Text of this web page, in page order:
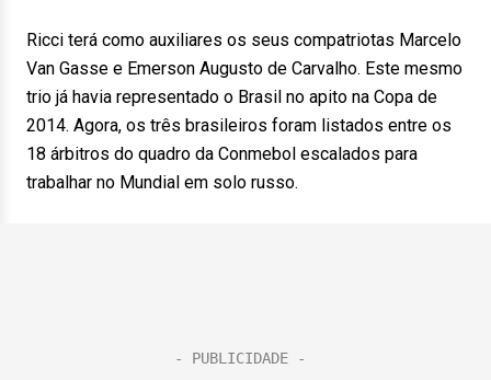
Ricci terá como auxiliares os seus compatriotas Marcelo
Van Gasse e Emerson Augusto de Carvalho. Este mesmo
trio já havia representado o Brasil no apito na Copa de
2014. Agora, os três brasileiros foram listados entre os
18 árbitros do quadro da Conmebol escalados para
trabalhar no Mundial em solo russo.